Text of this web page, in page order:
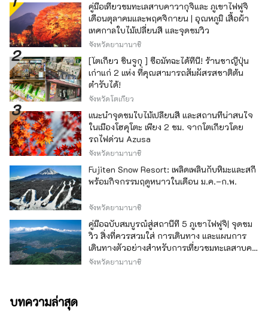
คู่มือเที่ยวชมทะเลสาบคาวากุจิและ ภูเขาไฟฟูจิ
เดือนตุลาคมและพฤศจิกายน | อุณหภูมิ เสื้อผ้า
เทศกาลใบไม้เปลี่ยนสี และจุดชมวิว
จังหวัดยามานาชิ
[โตเกียว ชินจูกุ ] ซื้อมัทฉะได้ที่นี่! ร้านชาญี่ปุ่น
เก่าแก่ 2 แห่ง ที่คุณสามารถสัมผัสรสชาติต้น
ตำรับได้!
จังหวัดโตเกียว
แนะนำจุดชมใบไม้เปลี่ยนสี และสถานที่น่าสนใจ
ในเมืองโฮคุโตะ เพียง 2 ชม. จากโตเกียวโดย
รถไฟด่วน Azusa
จังหวัดยามานาชิ
Fujiten Snow Resort: เพลิดเพลินกับหิมะและสกี
พร้อมกิจกรรมฤดูหนาวในเดือน ม.ค.–ก.พ.
จังหวัดยามานาชิ
คู่มือฉบับสมบูรณ์สู่สถานีที่ 5 ภูเขาไฟฟูจิ| จุดชม
วิว สิ่งที่ควรสวมใส่ การเดินทาง และแผนการ
เดินทางตัวอย่างสำหรับการเที่ยวชมทะเลสาบคา
วากุจิ
จังหวัดยามานาชิ
บทความล่าสุด